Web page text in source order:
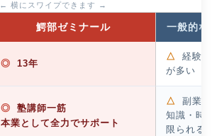
← 横にスワイプできます →
鰐部ゼミナール 一般的な
◎ 13年
△
経験
が多い
◎
塾講師一筋
本業として全力でサポート
△
副業
知識・時
限られる